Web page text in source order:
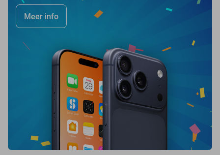
Meer info